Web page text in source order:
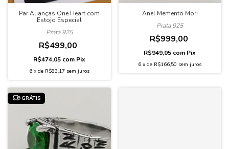
Par Alianças One Heart com
Estojo Especial
Prata 925
R$499,00
R$474,05 com Pix
6 x de R$83,17 sem juros
Anel Memento Mori
Prata 925
R$999,00
R$949,05 com Pix
6 xde R$166,50 sem juros
GRÁTIS